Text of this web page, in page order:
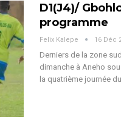
D1(J4)/
programme
Felix Kalepe 16 Déc
Derniers de la zone
dimanche à Aneho
la quatrième journée